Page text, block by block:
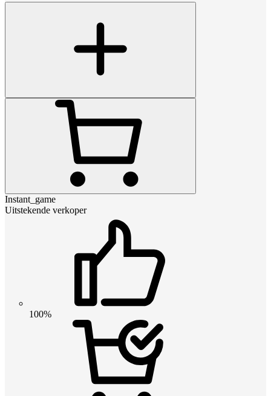
Instant_game
Uitstekende verkoper
100%